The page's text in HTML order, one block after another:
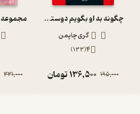
چگونه به او بگویم دوستت دارم جلد 1
گری چاپمن
4
(
133
)
195,000
136,500تومان 331,000